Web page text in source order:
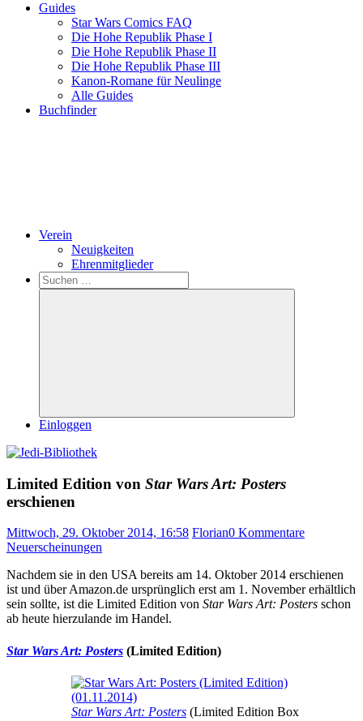
Guides
Star Wars Comics FAQ
Die Hohe Republik Phase I
Die Hohe Republik Phase II
Die Hohe Republik Phase III
Kanon-Romane für Neulinge
Alle Guides
Buchfinder
Verein
Neuigkeiten
Ehrenmitglieder
Search
Suchen
nach:
Suchen
Einloggen
Limited Edition von Star Wars Art: Posters
erschienen
Mittwoch, 29. Oktober 2014, 16:58 Florian0 Kommentare
Neuerscheinungen
Nachdem sie in den USA bereits am 14. Oktober 2014 erschienen
ist und über Amazon.de ursprünglich erst am 1. November erhältlich
sein sollte, ist die Limited Edition von Star Wars Art: Posters schon
ab heute hierzulande im Handel.
Star Wars Art: Posters (Limited Edition)
Star Wars Art: Posters (Limited Edition Box